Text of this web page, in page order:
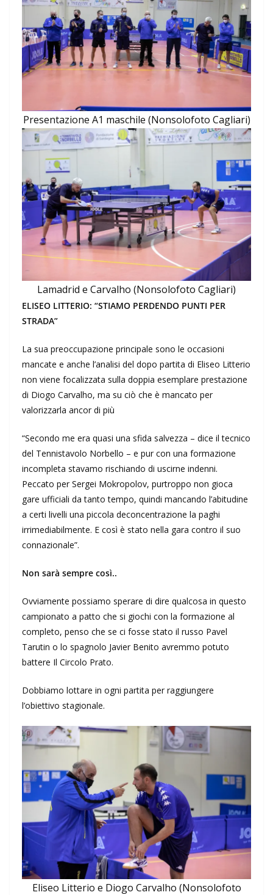
Presentazione A1 maschile (Nonsolofoto Cagliari)
Lamadrid e Carvalho (Nonsolofoto Cagliari)
ELISEO LITTERIO: “STIAMO PERDENDO PUNTI PER
STRADA”
La sua preoccupazione principale sono le occasioni
mancate e anche l’analisi del dopo partita di Eliseo Litterio
non viene focalizzata sulla doppia esemplare prestazione
di Diogo Carvalho, ma su ciò che è mancato per
valorizzarla ancor di più
“Secondo me era quasi una sfida salvezza – dice il tecnico
del Tennistavolo Norbello – e pur con una formazione
incompleta stavamo rischiando di uscirne indenni.
Peccato per Sergei Mokropolov, purtroppo non gioca
gare ufficiali da tanto tempo, quindi mancando l’abitudine
a certi livelli una piccola deconcentrazione la paghi
irrimediabilmente. E così è stato nella gara contro il suo
connazionale”.
Non sarà sempre così..
Ovviamente possiamo sperare di dire qualcosa in questo
campionato a patto che si giochi con la formazione al
completo, penso che se ci fosse stato il russo Pavel
Tarutin o lo spagnolo Javier Benito avremmo potuto
battere Il Circolo Prato.
Dobbiamo lottare in ogni partita per raggiungere
l’obiettivo stagionale.
Eliseo Litterio e Diogo Carvalho (Nonsolofoto